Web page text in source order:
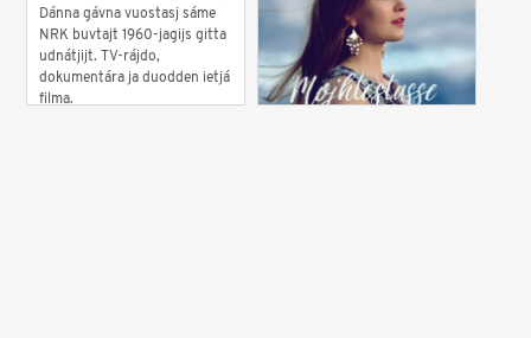
Dánna gávna vuostasj sáme
NRK buvtajt 1960-jagijs gitta
udnátjijt. TV-rájdo,
dokumentára ja duodden ietjá
filma.